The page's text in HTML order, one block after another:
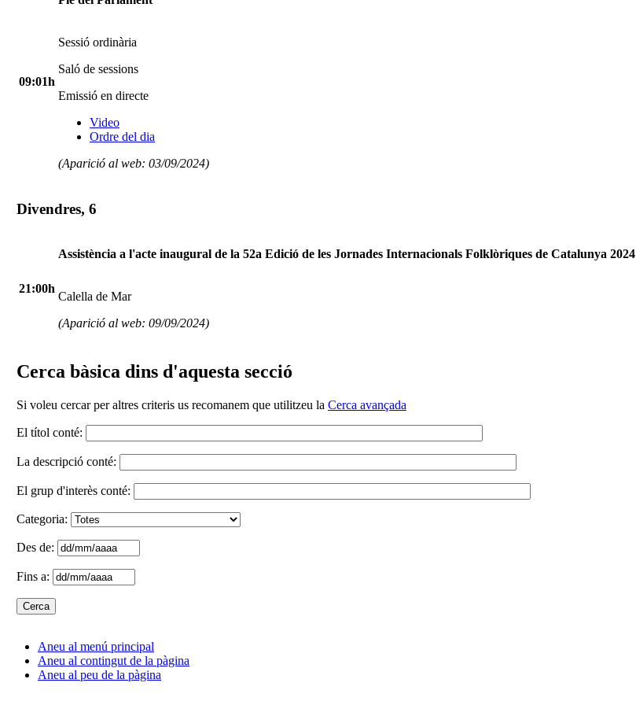
09:01h
Sessió ordinària
Saló de sessions
Emissió en directe
Video
Ordre del dia
(Aparició al web: 03/09/2024)
Divendres, 6
21:00h
Assistència a l'acte inaugural de la 52a Edició de les Jornades Internacionals Folklòriques de Catalunya 2024
Calella de Mar
(Aparició al web: 09/09/2024)
Cerca bàsica dins d'aquesta secció
Si voleu cercar per altres criteris us recomanem que utilitzeu la Cerca avançada
El títol conté:
La descripció conté:
El grup d'interès conté:
Categoria:
Des de:
Fins a:
Aneu al menú principal
Aneu al contingut de la pàgina
Aneu al peu de la pàgina